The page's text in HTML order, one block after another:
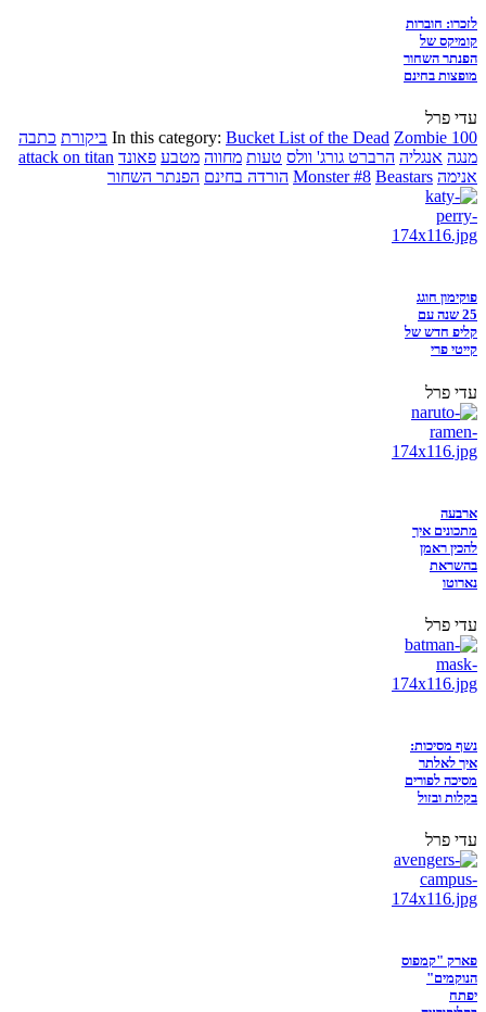
לזכרו: חוברות
קומיקס של
הפנתר השחור
מופצות בחינם
עדי פרל
In this category: Bucket List of the Dead Zombie 100 ביקורת כתבה
מנגה אנגליה הרברט גורג' וולס טעות מחווה מטבע פאונד attack on titan
אנימה
Monster #8 Beastars הורדה בחינם הפנתר השחור
פוקימון חוגג
25 שנה עם
קליפ חדש של
קייטי פרי
עדי פרל
ארבעה
מתכונים איך
להכין ראמן
בהשראת
נארוטו
עדי פרל
נשף מסיכות:
איך לאלתר
מסיכה לפורים
בקלות ובזול
עדי פרל
פארק "קמפוס
הנוקמים"
יפתח